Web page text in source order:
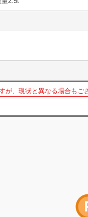
、現状と異なる場合もご